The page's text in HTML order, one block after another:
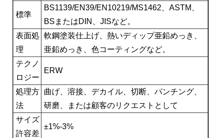
標準
BS1139/EN39/EN10219/MS1462、ASTM、
BSまたはDIN、JISなど。
表面処
理
軟鋼塗装仕上げ、熱いディップ亜鉛めっき、
亜鉛めっき、色コーティングなど。
テクノ
ロジー
ERW
処理方
法
曲げ、溶接、デカイル、切断、パンチング、
研磨、または顧客のリクエストとして
サイズ
許容差
±1%-3%